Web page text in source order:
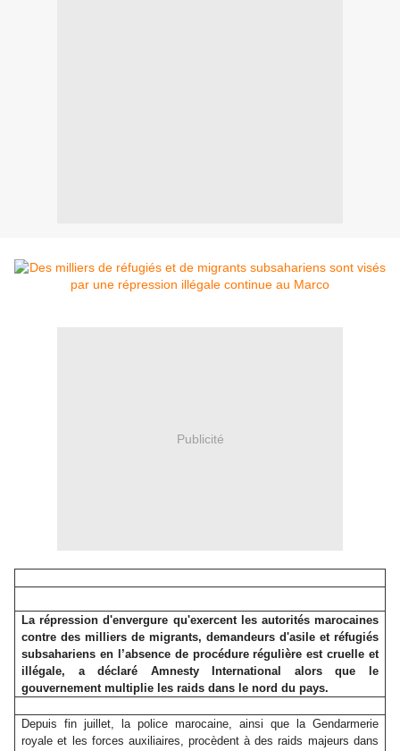
Publicité
La répression d'envergure qu'exercent les autorités marocaines
contre des milliers de migrants, demandeurs d'asile et réfugiés
subsahariens en l’absence de procédure régulière est cruelle et
illégale, a déclaré Amnesty International alors que le
gouvernement multiplie les raids dans le nord du pays.
Depuis fin juillet, la police marocaine, ainsi que la Gendarmerie
royale et les forces auxiliaires, procèdent à des raids majeurs dans